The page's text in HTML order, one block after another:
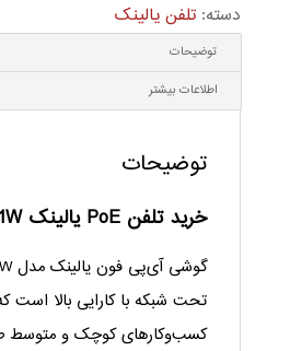
دسته: تلفن یالینک
توضیحات
اطلاعات بیشتر
توضیحات
خرید تلفن PoE یالینک SIP-T31W
تحت شبکه با کارایی بالا است
کسب‌وکارهای کوچک و متوسط